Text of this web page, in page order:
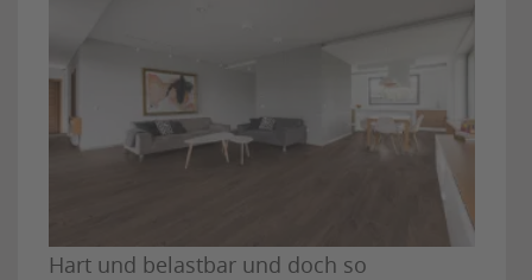
Hart und belastbar und doch so